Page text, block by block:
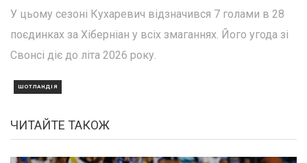
У цьому сезоні Кухаревич відзначився 7 голами в 28
поєдинках за Хіберніан у всіх змаганнях. Його угода зі
Свонсі діє до літа 2026 року.
ШОТЛАНДІЯ
ЧИТАЙТЕ ТАКОЖ